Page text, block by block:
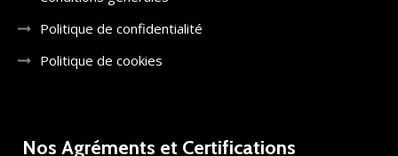
Politique de confidentialité
Politique de cookies
Nos Agréments et Certifications